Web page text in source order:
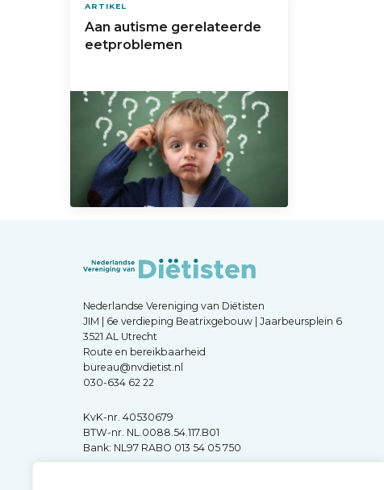
ARTIKEL
Aan autisme gerelateerde
eetproblemen
Nederlandse Vereniging van Diëtisten
JIM | 6e verdieping Beatrixgebouw | Jaarbeursplein 6
3521 AL Utrecht
Route en bereikbaarheid
bureau@nvdietist.nl
030-634 62 22
KvK-nr. 40530679
BTW-nr. NL.0088.54.117.B01
Bank: NL97 RABO 013 54 05 750